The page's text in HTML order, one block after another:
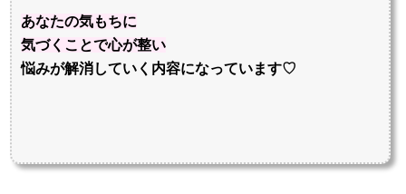
あなたの気もちに
気づくことで心が整い
悩みが解消していく内容になっています♡